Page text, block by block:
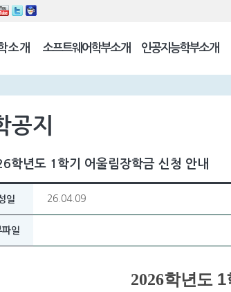
소개
Q/A
시는 길 소프트웨어학부소개 인공지능학부소개
공지
학년도 1학기 어울림장학금 신청 안내
일 26.04.09
파일
2026학년도1